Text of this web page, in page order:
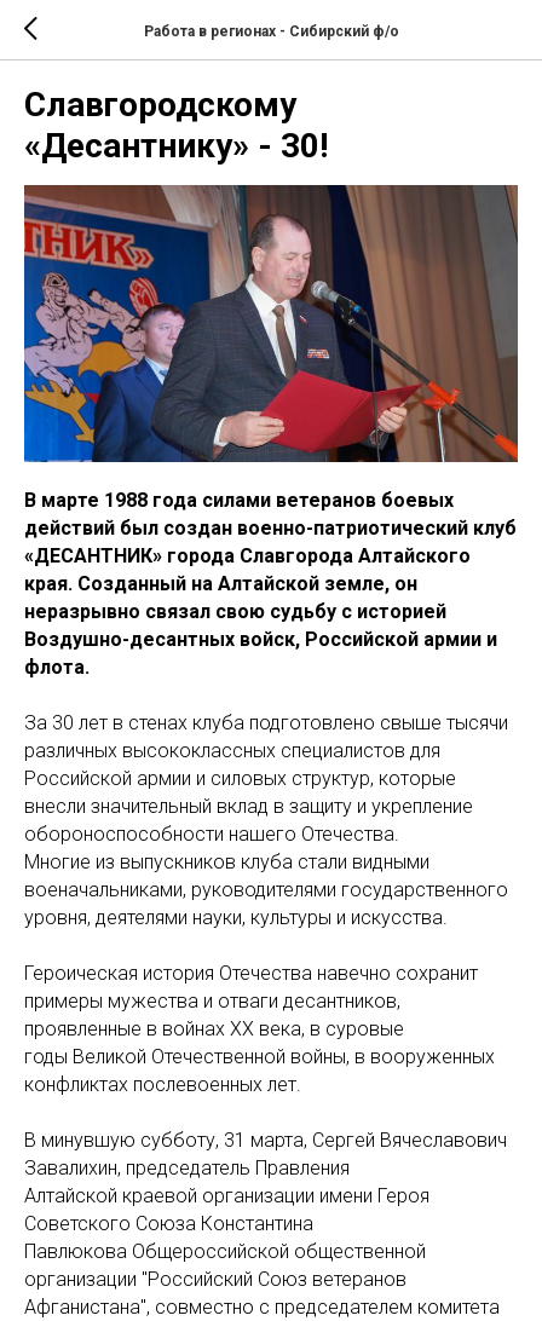
Работа в регионах - Сибирский ф/о
Славгородскому
«Десантнику» - 30!
В марте 1988 года силами ветеранов боевых
действий был создан военно-патриотический клуб
«ДЕСАНТНИК» города Славгорода Алтайского
края. Созданный на Алтайской земле, он
неразрывно связал свою судьбу с историей
Воздушно-десантных войск, Российской армии и
флота.
За 30 лет в стенах клуба подготовлено свыше тысячи
различных высококлассных специалистов для
Российской армии и силовых структур, которые
внесли значительный вклад в защиту и укрепление
обороноспособности нашего Отечества.
Многие из выпускников клуба стали видными
военачальниками, руководителями государственного
уровня, деятелями науки, культуры и искусства.
Героическая история Отечества навечно сохранит
примеры мужества и отваги десантников,
проявленные в войнах XX века, в суровые
годы Великой Отечественной войны, в вооруженных
конфликтах послевоенных лет.
В минувшую субботу, 31 марта, Сергей Вячеславович
Завалихин, председатель Правления
Алтайской краевой организации имени Героя
Советского Союза Константина
Павлюкова Общероссийской общественной
организации "Российский Союз ветеранов
Афганистана", совместно с председателем комитета